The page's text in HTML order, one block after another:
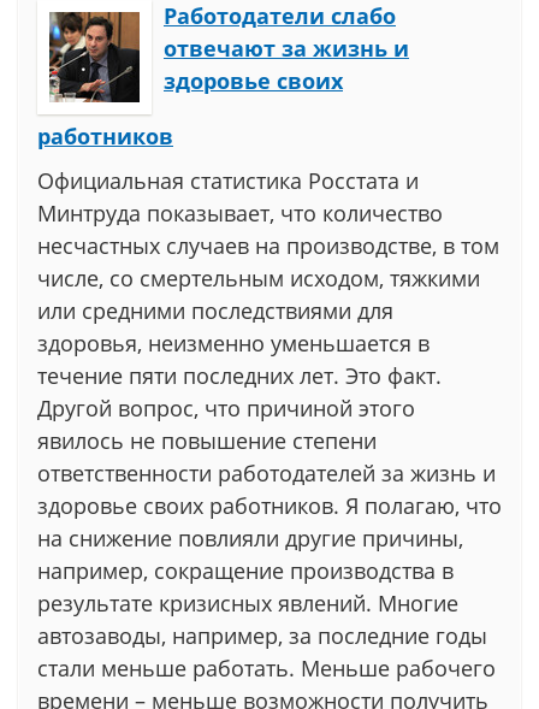
Работодатели слабо
отвечают за жизнь и
здоровье своих
работников
Официальная статистика Росстата и
Минтруда показывает, что количество
несчастных случаев на производстве, в том
числе, со смертельным исходом, тяжкими
или средними последствиями для
здоровья, неизменно уменьшается в
течение пяти последних лет. Это факт.
Другой вопрос, что причиной этого
явилось не повышение степени
ответственности работодателей за жизнь и
здоровье своих работников. Я полагаю, что
на снижение повлияли другие причины,
например, сокращение производства в
результате кризисных явлений. Многие
автозаводы, например, за последние годы
стали меньше работать. Меньше рабочего
времени – меньше возможности получить